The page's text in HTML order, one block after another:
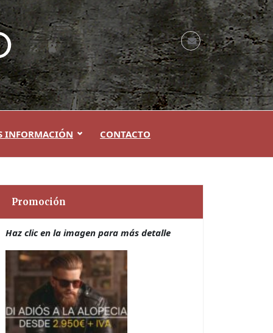
INFORMACIÓN CONTACTO
Promoción
Haz clic en la imagen para más detalle